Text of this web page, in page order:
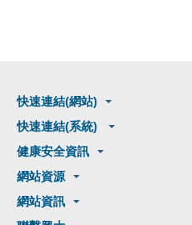
快速連結(網站)
快速連結(系統)
健康安全資訊
網站資源
網站資訊